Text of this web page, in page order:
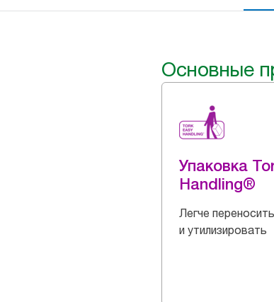
Основные
Упаковка
Handling®
Легче
и утилизировать